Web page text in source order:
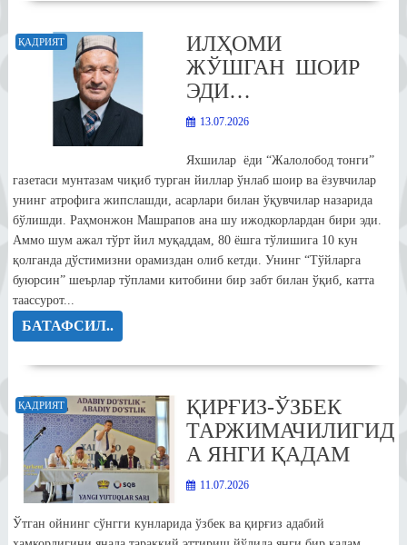
ҚАДРИЯТ
ИЛҲОМИ
ЖЎШГАН ШОИР
ЭДИ…
13.07.2026
Яхшилар ёди “Жалолобод тонги”
газетаси мунтазам чиқиб турган йиллар ўнлаб шоир ва ёзувчилар
унинг атрофига жипслашди, асарлари билан ўқувчилар назарида
бўлишди. Раҳмонжон Машрапов ана шу ижодкорлардан бири эди.
Аммо шум ажал тўрт йил муқаддам, 80 ёшга тўлишига 10 кун
қолганда дўстимизни орамиздан олиб кетди. Унинг “Тўйларга
буюрсин” шеърлар тўплами китобини бир забт билан ўқиб, катта
таассурот...
БАТАФСИЛ..
ҚАДРИЯТ
ҚИРҒИЗ-ЎЗБЕК
ТАРЖИМАЧИЛИГИД
А ЯНГИ ҚАДАМ
11.07.2026
Ўтган ойнинг сўнгги кунларида ўзбек ва қирғиз адабий